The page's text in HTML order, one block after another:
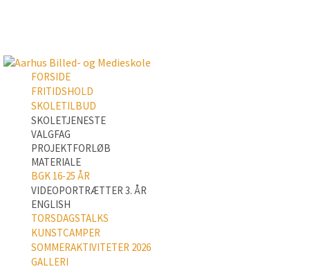
FORSIDE
FRITIDSHOLD
SKOLETILBUD
SKOLETJENESTE
VALGFAG
PROJEKTFORLØB
MATERIALE
BGK 16-25 ÅR
VIDEOPORTRÆTTER 3. ÅR
ENGLISH
TORSDAGSTALKS
KUNSTCAMPER
SOMMERAKTIVITETER 2026
GALLERI